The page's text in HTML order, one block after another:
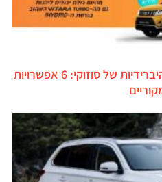
הוצג הסדר פשרה בפרשת ההיברידיות של סוזוקי: 6 אפשרויות